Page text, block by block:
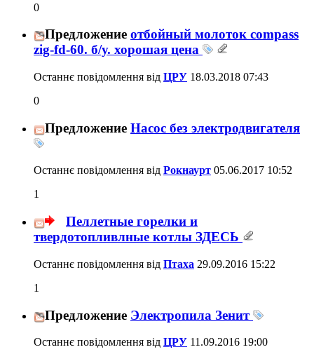
0
Предложение отбойный молоток compass
zig-fd-60. б/у. хорошая цена
Останнє повідомлення від ЦРУ 18.03.2018 07:43
0
Предложение Насос без электродвигателя
Останнє повідомлення від Рокнаурт 05.06.2017 10:52
1
Пеллетные горелки и
твердотопливлные котлы ЗДЕСЬ
Останнє повідомлення від Птаха 29.09.2016 15:22
1
Предложение Электропила Зенит
Останнє повідомлення від ЦРУ 11.09.2016 19:00